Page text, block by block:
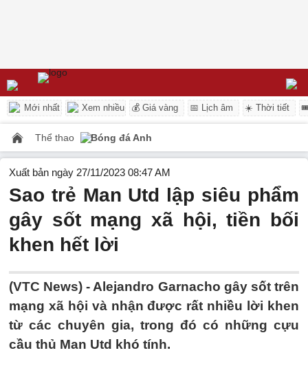
Mới nhất Xem nhiều 💰 Giá vàng 📅 Lịch âm ☀️ Thời tiết
Thể thao Bóng đá Anh
Xuất bản ngày 27/11/2023 08:47 AM
Sao trẻ Man Utd lập siêu phẩm
gây sốt mạng xã hội, tiền bối
khen hết lời
(VTC News) - Alejandro Garnacho gây sốt trên
mạng xã hội và nhận được rất nhiều lời khen
từ các chuyên gia, trong đó có những cựu
cầu thủ Man Utd khó tính.